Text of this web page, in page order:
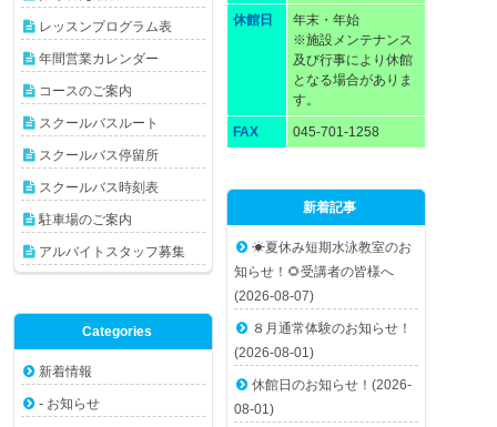
休館日
年末・年始
※施設メンテナンス
及び行事により休館
となる場合がありま
す。
FAX 045-701-1258
レッスンプログラム表
年間営業カレンダー
コースのご案内
スクールバスルート
スクールバス停留所
スクールバス時刻表
駐車場のご案内
アルバイトスタッフ募集
新着記事
☀夏休み短期水泳教室のお
知らせ！🌻受講者の皆様へ
(2026-08-07)
８月通常体験のお知らせ！
(2026-08-01)
休館日のお知らせ！(2026-
08-01)
Categories
新着情報
- お知らせ